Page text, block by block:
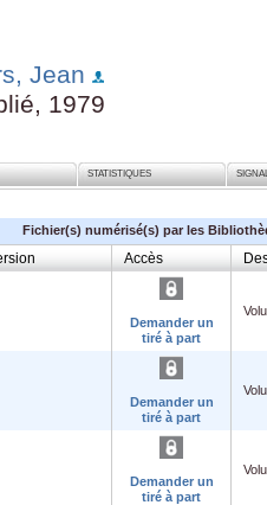
Jean
1979
STATISTIQUES
Fichier(s) numérisé(s) par les
Accès
Demander un
tiré à part
Demander un
tiré à part
Demander un
tiré à part